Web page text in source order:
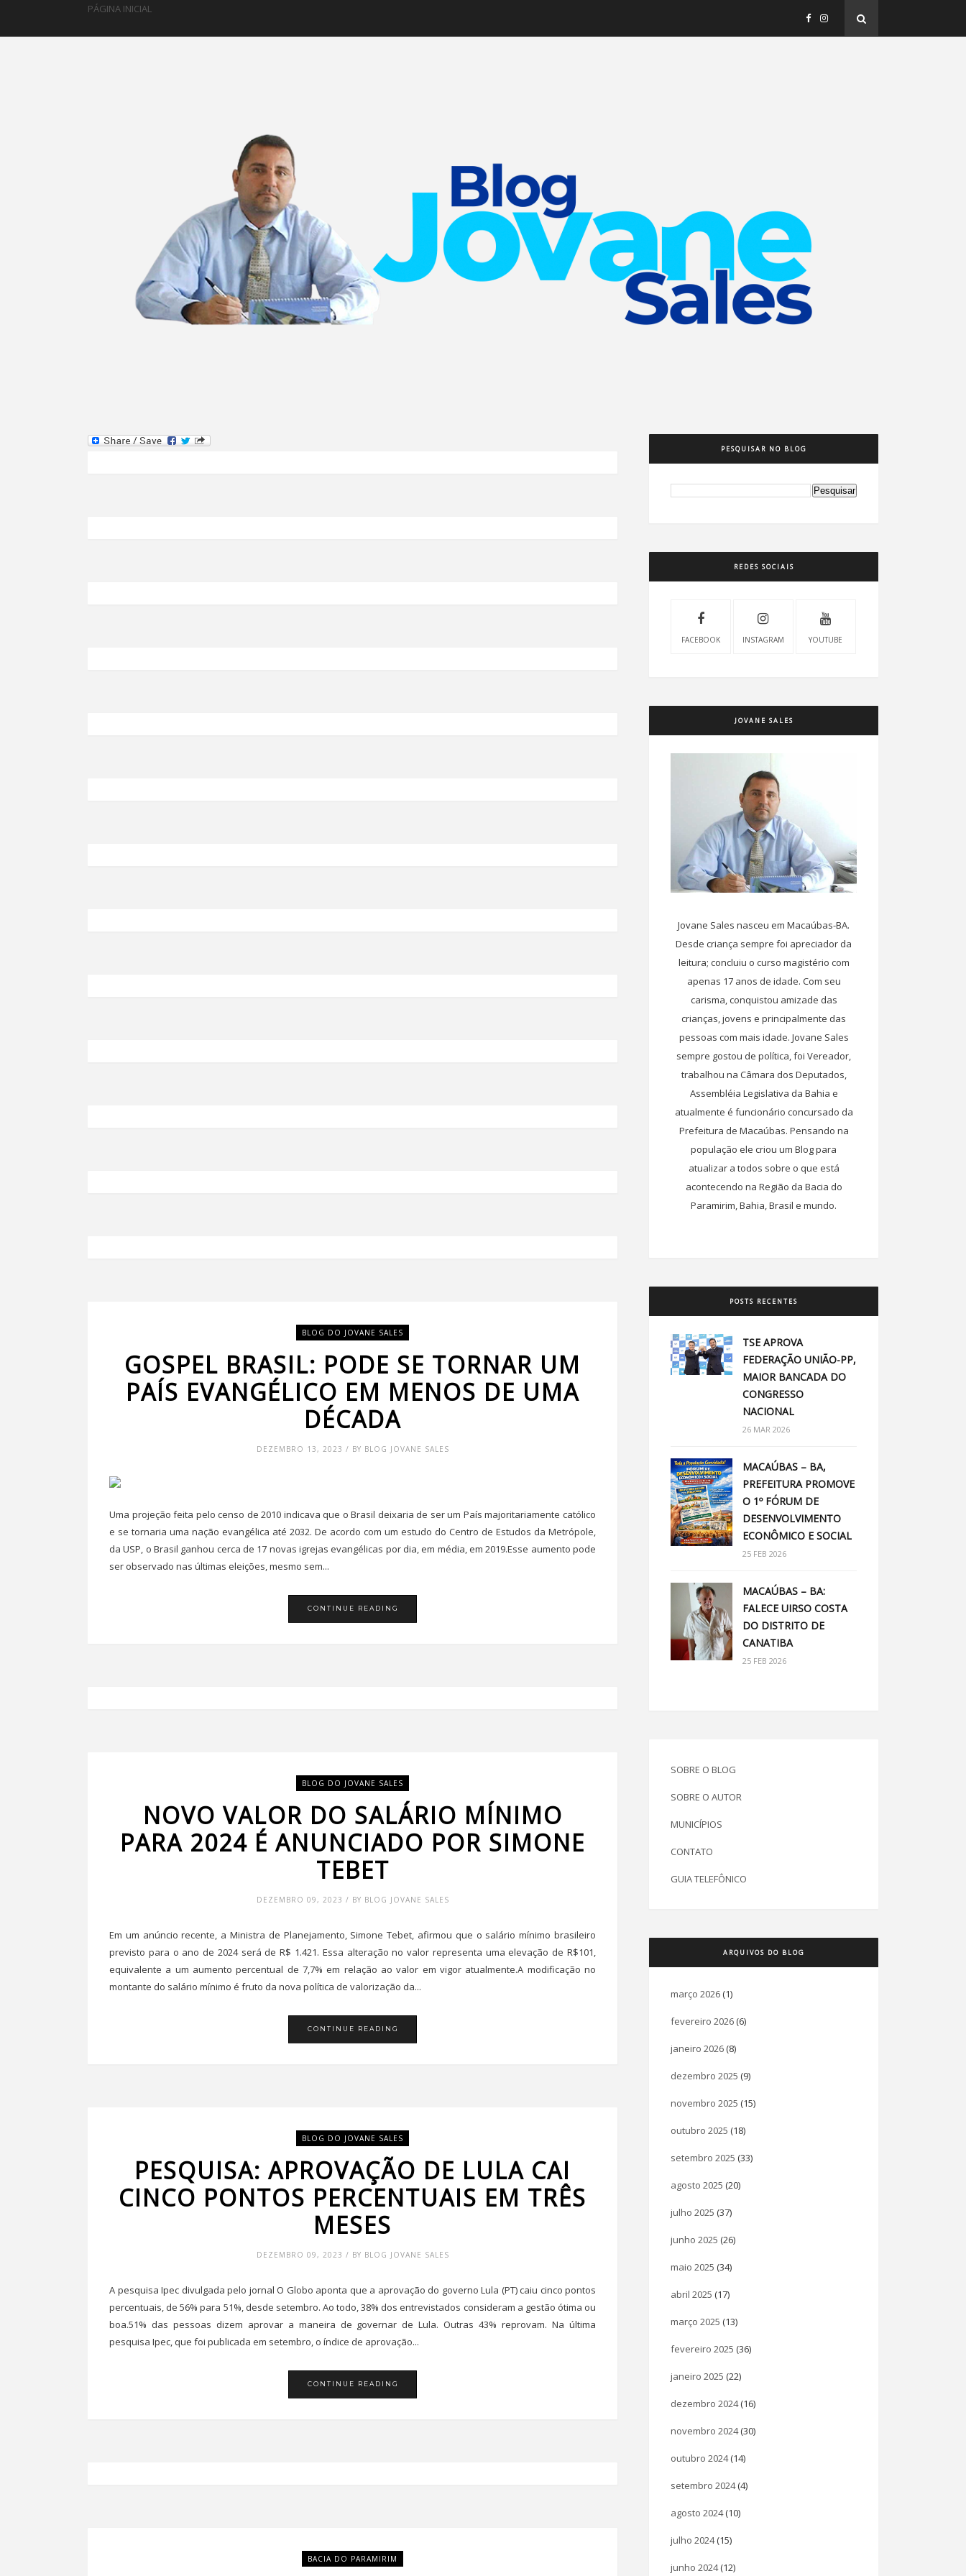
PÁGINA INICIAL
BLOG DO JOVANE SALES
GOSPEL BRASIL: PODE SE TORNAR UM
PAÍS EVANGÉLICO EM MENOS DE UMA
DÉCADA
DEZEMBRO 13, 2023 / BY BLOG JOVANE SALES
Uma projeção feita pelo censo de 2010 indicava que o Brasil deixaria de ser um País majoritariamente católico
e se tornaria uma nação evangélica até 2032. De acordo com um estudo do Centro de Estudos da Metrópole,
da USP, o Brasil ganhou cerca de 17 novas igrejas evangélicas por dia, em média, em 2019.Esse aumento pode
ser observado nas últimas eleições, mesmo sem...
CONTINUE READING
BLOG DO JOVANE SALES
NOVO VALOR DO SALÁRIO MÍNIMO
PARA 2024 É ANUNCIADO POR SIMONE
TEBET
DEZEMBRO 09, 2023 / BY BLOG JOVANE SALES
Em um anúncio recente, a Ministra de Planejamento, Simone Tebet, afirmou que o salário mínimo brasileiro
previsto para o ano de 2024 será de R$ 1.421. Essa alteração no valor representa uma elevação de R$101,
equivalente a um aumento percentual de 7,7% em relação ao valor em vigor atualmente.A modificação no
montante do salário mínimo é fruto da nova política de valorização da...
CONTINUE READING
BLOG DO JOVANE SALES
PESQUISA: APROVAÇÃO DE LULA CAI
CINCO PONTOS PERCENTUAIS EM TRÊS
MESES
DEZEMBRO 09, 2023 / BY BLOG JOVANE SALES
A pesquisa Ipec divulgada pelo jornal O Globo aponta que a aprovação do governo Lula (PT) caiu cinco pontos
percentuais, de 56% para 51%, desde setembro. Ao todo, 38% dos entrevistados consideram a gestão ótima ou
boa.51% das pessoas dizem aprovar a maneira de governar de Lula. Outras 43% reprovam. Na última
pesquisa Ipec, que foi publicada em setembro, o índice de aprovação...
CONTINUE READING
BACIA DO PARAMIRIM
PESQUISAR NO BLOG
REDES SOCIAIS
FACEBOOK INSTAGRAM YOUTUBE
JOVANE SALES
Jovane Sales nasceu em Macaúbas-BA.
Desde criança sempre foi apreciador da
leitura; concluiu o curso magistério com
apenas 17 anos de idade. Com seu
carisma, conquistou amizade das
crianças, jovens e principalmente das
pessoas com mais idade. Jovane Sales
sempre gostou de política, foi Vereador,
trabalhou na Câmara dos Deputados,
Assembléia Legislativa da Bahia e
atualmente é funcionário concursado da
Prefeitura de Macaúbas. Pensando na
população ele criou um Blog para
atualizar a todos sobre o que está
acontecendo na Região da Bacia do
Paramirim, Bahia, Brasil e mundo.
POSTS RECENTES
TSE APROVA
FEDERAÇÃO UNIÃO-PP,
MAIOR BANCADA DO
CONGRESSO
NACIONAL
26 MAR 2026
MACAÚBAS – BA,
PREFEITURA PROMOVE
O 1º FÓRUM DE
DESENVOLVIMENTO
ECONÔMICO E SOCIAL
25 FEB 2026
MACAÚBAS – BA:
FALECE UIRSO COSTA
DO DISTRITO DE
CANATIBA
25 FEB 2026
SOBRE O BLOG
SOBRE O AUTOR
MUNICÍPIOS
CONTATO
GUIA TELEFÔNICO
ARQUIVOS DO BLOG
março 2026 (1)
fevereiro 2026 (6)
janeiro 2026 (8)
dezembro 2025 (9)
novembro 2025 (15)
outubro 2025 (18)
setembro 2025 (33)
agosto 2025 (20)
julho 2025 (37)
junho 2025 (26)
maio 2025 (34)
abril 2025 (17)
março 2025 (13)
fevereiro 2025 (36)
janeiro 2025 (22)
dezembro 2024(16)
novembro 2024(30)
outubro 2024(14)
setembro 2024(4)
agosto 2024(10)
julho 2024(15)
junho 2024(12)